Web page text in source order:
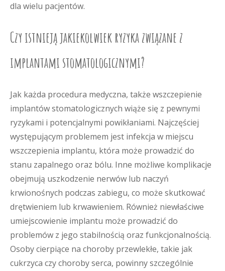
dla wielu pacjentów.
Czy istnieją jakiekolwiek ryzyka związane z
implantami stomatologicznymi?
Jak każda procedura medyczna, także wszczepienie
implantów stomatologicznych wiąże się z pewnymi
ryzykami i potencjalnymi powikłaniami. Najczęściej
występującym problemem jest infekcja w miejscu
wszczepienia implantu, która może prowadzić do
stanu zapalnego oraz bólu. Inne możliwe komplikacje
obejmują uszkodzenie nerwów lub naczyń
krwionośnych podczas zabiegu, co może skutkować
drętwieniem lub krwawieniem. Również niewłaściwe
umiejscowienie implantu może prowadzić do
problemów z jego stabilnością oraz funkcjonalnością.
Osoby cierpiące na choroby przewlekłe, takie jak
cukrzyca czy choroby serca, powinny szczególnie